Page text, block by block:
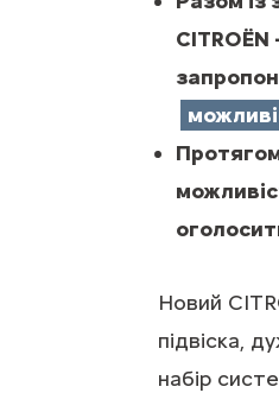
Новий
підвіска,
набір